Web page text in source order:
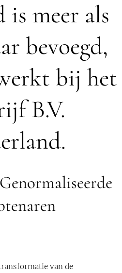
is meer als
bevoegd,
bij het
B.V.
van de